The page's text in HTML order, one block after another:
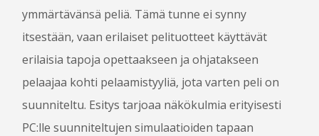
ymmärtävänsä peliä. Tämä tunne ei synny
itsestään, vaan erilaiset pelituotteet käyttävät
erilaisia tapoja opettaakseen ja ohjatakseen
pelaajaa kohti pelaamistyyliä, jota varten peli on
suunniteltu. Esitys tarjoaa näkökulmia erityisesti
PC:lle suunniteltujen simulaatioiden tapaan